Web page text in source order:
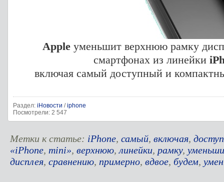
Apple уменьшит верхнюю рамку
смартфонах из линейки
включая самый доступный и
Раздел: iНовости /iphone
Посмотрели: 2 547
Метки к статье: iPhone, самый, включая,
«iPhone, mini», верхнюю,линейки, рамку,
дисплея, сравнению, примерно, вдвое, будем,